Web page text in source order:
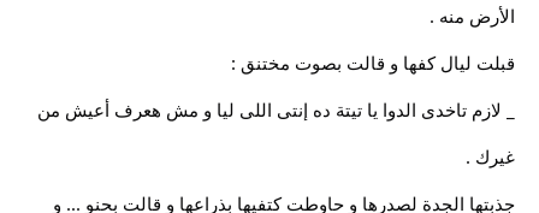
الأرض منه .
قبلت ليال كفها و قالت بصوت مختنق :
_ لازم تاخدى الدوا يا تيتة ده إنتى اللى ليا و مش هعرف أعيش من
غيرك .
جذبتها الجدة لصدرها و حاوطت كتفيها بذراعها و قالت بحنو ... و